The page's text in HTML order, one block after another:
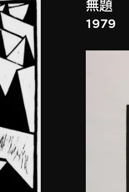
無題
1979